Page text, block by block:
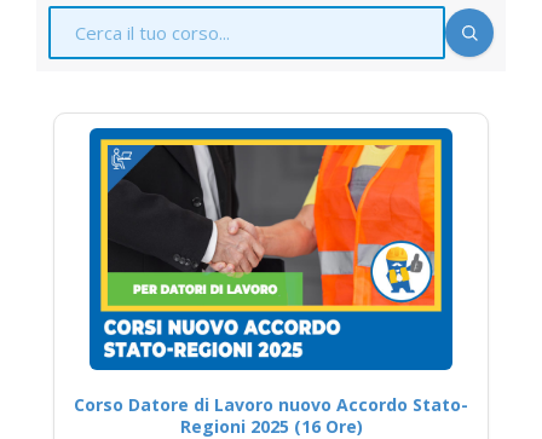
Corso Datore di Lavoro nuovo Accordo Stato-
Regioni 2025 (16 Ore)